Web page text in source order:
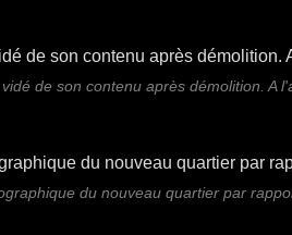
de son contenu après démolition. A
du nouveau quartier par